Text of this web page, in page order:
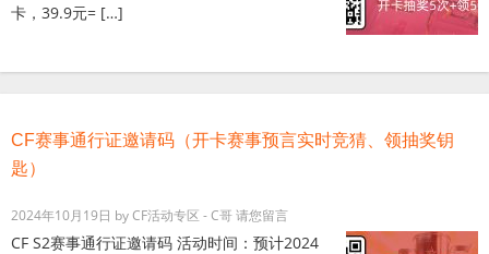
卡，39.9元= […]
CF赛事通行证邀请码（开卡赛事预言实时竞猜、领抽奖钥
匙）
2024年10月19日 byCF活动专区 - C哥请您留言
CF S2赛事通行证邀请码 活动时间：预计2024